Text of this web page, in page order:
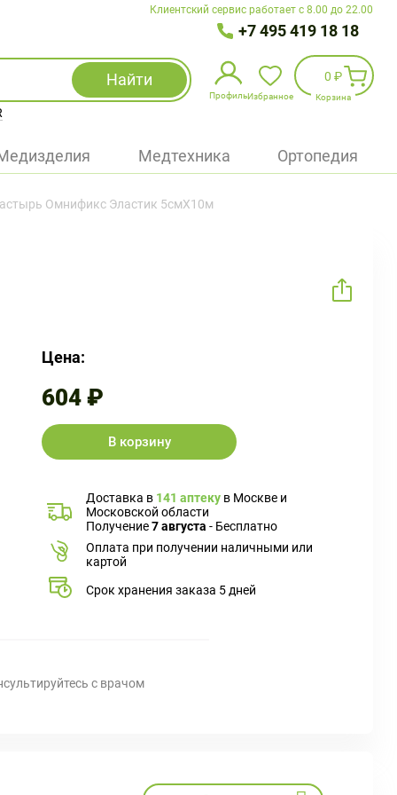
Клиентский сервис работает с 8.00 до 22.00
+7 495 419 18 18
Найти
Профиль
Избранное
Войти
Избранное
0 ₽
Корзина
Медтехника Ортопедия
Омнификс Эластик 5смX10м
Цена:
604 ₽
В корзину
Доставка в 141 аптеку в Москве и
Московской области
Получение7 августа - Бесплатно
Оплата при получении наличными или
картой
Срок хранения заказа 5 дней
с врачом